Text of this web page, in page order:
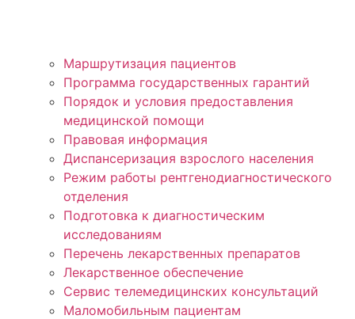
Маршрутизация пациентов
Программа государственных гарантий
Порядок и условия предоставления
медицинской помощи
Правовая информация
Диспансеризация взрослого населения
Режим работы рентгенодиагностического
отделения
Подготовка к диагностическим
исследованиям
Перечень лекарственных препаратов
Лекарственное обеспечение
Сервис телемедицинских консультаций
Маломобильным пациентам